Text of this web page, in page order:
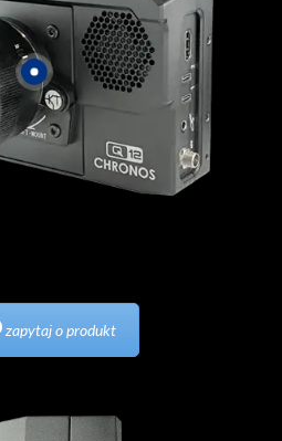
zapytaj o produkt